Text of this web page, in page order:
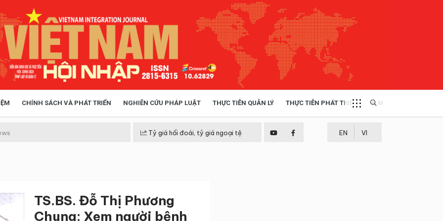
CHÍNH SÁCH VÀ PHÁT TRIỂN NGHIÊN CỨU PHÁP LUẬT THỰC TIỄN QUẢN LÝ THỰC TIỄN PHÁT TRIỂN MULTIMEDIA
Tỷ giá hối đoái, tỷ giá ngoại tệ EN VI
TS.BS. Đỗ Thị Phương
Chung: Xem người bệnh